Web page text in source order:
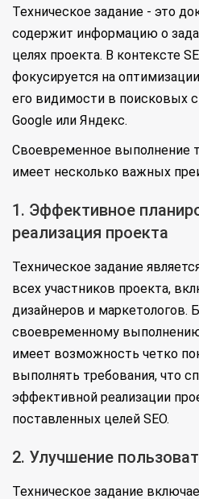
Техническое задание - это
содержит информацию о
целях проекта. В контексте
фокусируется на
его видимости в поисковых
Google или Яндекс.
Своевременное выполнение
имеет несколько важных
1. Эффективное
реализация проекта
Техническое задание
всех участников проекта,
дизайнеров и маркетологов.
своевременному
имеет возможность четко
выполнять требования, что
эффективной реализации
поставленных целей SEO.
2. Улучшение
Техническое задание